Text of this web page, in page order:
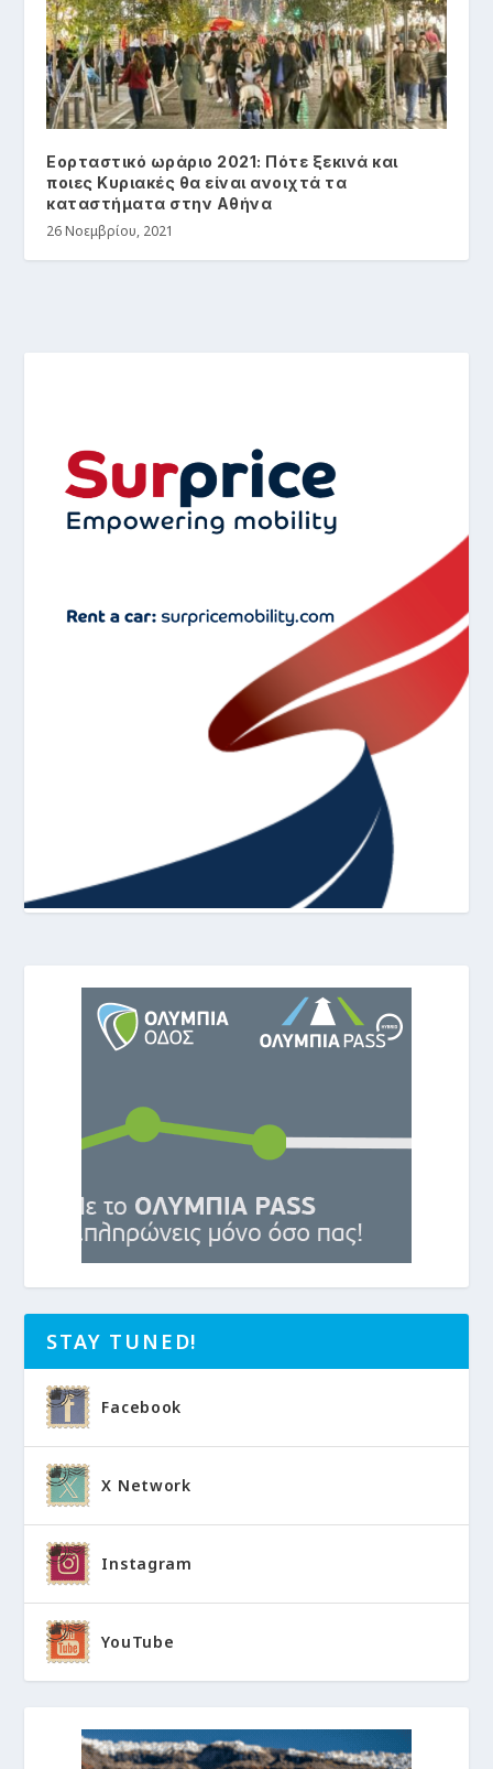
Εορταστικό ωράριο 2021: Πότε ξεκινά και
ποιες Κυριακές θα είναι ανοιχτά τα
καταστήματα στην Αθήνα
26 Νοεμβρίου, 2021
STAY TUNED!
Facebook
X Network
Instagram
YouTube